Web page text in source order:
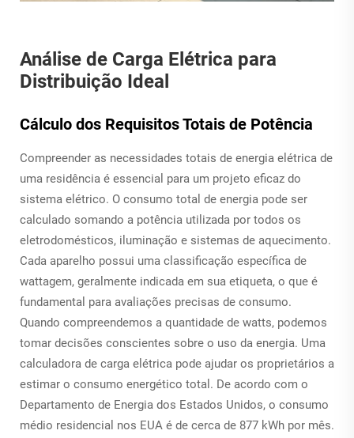
Análise de Carga Elétrica para
Distribuição Ideal
Cálculo dos Requisitos Totais de Potência
Compreender as necessidades totais de energia elétrica de
uma residência é essencial para um projeto eficaz do
sistema elétrico. O consumo total de energia pode ser
calculado somando a potência utilizada por todos os
eletrodomésticos, iluminação e sistemas de aquecimento.
Cada aparelho possui uma classificação específica de
wattagem, geralmente indicada em sua etiqueta, o que é
fundamental para avaliações precisas de consumo.
Quando compreendemos a quantidade de watts, podemos
tomar decisões conscientes sobre o uso da energia. Uma
calculadora de carga elétrica pode ajudar os proprietários a
estimar o consumo energético total. De acordo com o
Departamento de Energia dos Estados Unidos, o consumo
médio residencial nos EUA é de cerca de 877 kWh por mês.